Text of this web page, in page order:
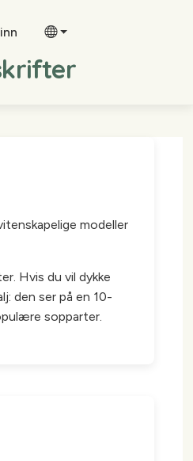
modeller
Hvis du vil dykke
den ser på en 10-
sopparter.